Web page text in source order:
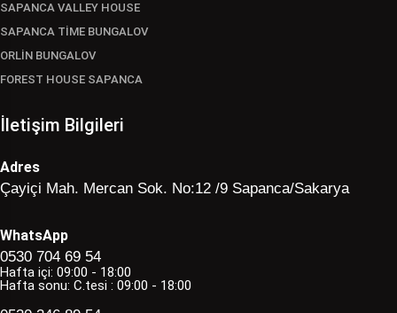
SAPANCA VALLEY HOUSE
SAPANCA TİME BUNGALOV
ORLİN BUNGALOV
FOREST HOUSE SAPANCA
İletişim Bilgileri
Adres
Çayiçi Mah. Mercan Sok. No:12 /9 Sapanca/Sakarya
WhatsApp
0530 704 69 54
Hafta içi: 09:00 - 18:00
Hafta sonu: C.tesi : 09:00 - 18:00